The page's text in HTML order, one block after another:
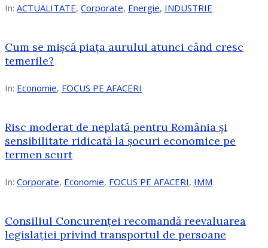
In: ACTUALITATE, Corporate, Energie, INDUSTRIE
Cum se mișcă piața aurului atunci când cresc
temerile?
In: Economie, FOCUS PE AFACERI
Risc moderat de neplată pentru România și
sensibilitate ridicată la șocuri economice pe
termen scurt
In: Corporate, Economie, FOCUS PE AFACERI, IMM
Consiliul Concurenței recomandă reevaluarea
legislației privind transportul de persoane